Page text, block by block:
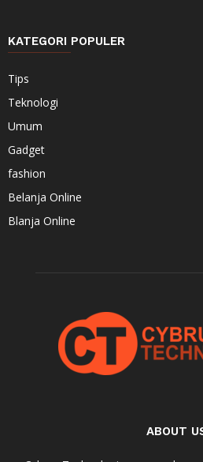
KATEGORI POPULER
Tips
Teknologi
Umum
Gadget
fashion
Belanja Online
Blanja Online
ABOUT